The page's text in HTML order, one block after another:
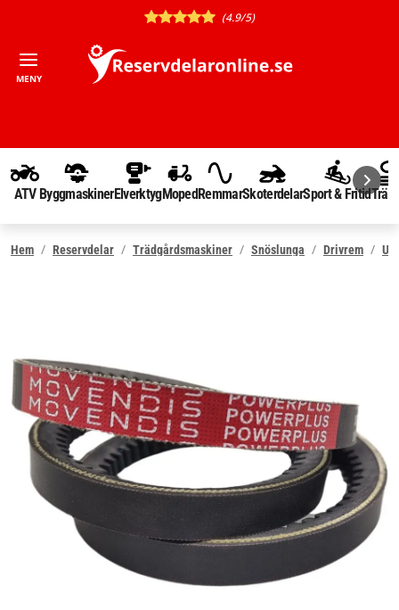
(4.9/5)
MENY
ATV ByggmaskinerElverktygMopedRemmarSkoterdelarSport & Fritid
Hem Reservdelar Trädgårdsmaskiner Snöslunga Drivrem